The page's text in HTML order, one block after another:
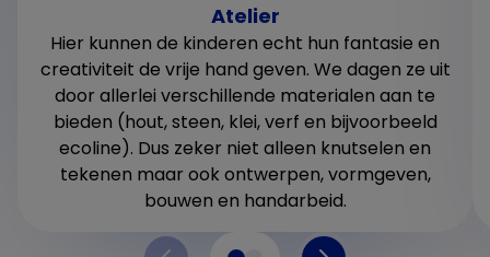
Atelier
Hier kunnen de kinderen echt hun fantasie en
creativiteit de vrije hand geven. We dagen ze uit
door allerlei verschillende materialen aan te
bieden (hout, steen, klei, verf en bijvoorbeeld
ecoline). Dus zeker niet alleen knutselen en
tekenen maar ook ontwerpen, vormgeven,
bouwen en handarbeid.